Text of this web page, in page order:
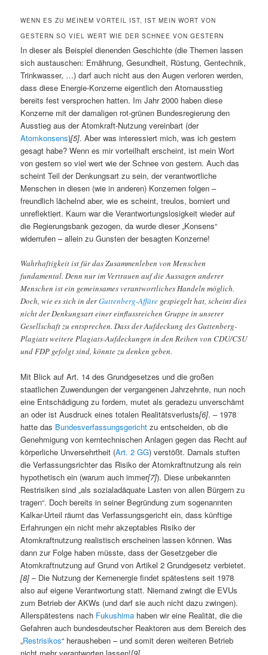
WENN ES ZU MEINEM VORTEIL IST, IST MEIN WORT VON
GESTERN SO VIEL WERT WIE DER SCHNEE VON GESTERN
In dieser als Beispiel dienenden Geschichte (die Themen lassen
sich austauschen: Ernährung, Gesundheit, Rüstung, Gentechnik,
Trinkwasser, …) darf auch nicht aus den Augen verloren werden,
dass diese Energie-Konzerne eigentlich den Atomausstieg
bereits fest versprochen hatten. Im Jahr 2000 haben diese
Konzerne mit der damaligen rot-grünen Bundesregierung den
Ausstieg aus der Atomkraft-Nutzung vereinbart (der
Atomkonsens)[5]. Aber was interessiert mich, was ich gestern
gesagt habe? Wenn es mir vorteilhaft erscheint, ist mein Wort
von gestern so viel wert wie der Schnee von gestern. Auch das
scheint Teil der Denkungsart zu sein, der verantwortliche
Menschen in diesen (wie in anderen) Konzernen folgen –
freundlich lächelnd aber, wie es scheint, treulos, borniert und
unreflektiert. Kaum war die Verantwortungslosigkeit wieder auf
die Regierungsbank gezogen, da wurde dieser „Konsens“
widerrufen – allein zu Gunsten der besagten Konzerne!
Wahrhaftigkeit ist für das Zusammenleben von Menschen
fundamental. Denn nur im Vertrauen auf die Aussagen anderer
Menschen ist ein gemeinsames verantwortliches Handeln möglich.
Doch, wie es sich in derGuttenberg-Affäre gespiegelt hat, scheint dies
nicht der Denkungsart einer einflussreichen Gruppe in unserer
Gesellschaft zu entsprechen. Dass der Aufdeckung des Guttenberg-
Plagiats weitere Plagiats-Aufdeckungen in den Reihen von CDU/CSU
und FDP gefolgt sind, könnte zu denken geben.
Mit Blick auf Art. 14 des Grundgesetzes und die großen
staatlichen Zuwendungen der vergangenen Jahrzehnte, nun noch
eine Entschädigung zu fordern, mutet als geradezu unverschämt
an oder ist Ausdruck eines totalen Realitätsverlusts[6]. – 1978
hatte das Bundesverfassungsgericht zu entscheiden, ob die
Genehmigung von kerntechnischen Anlagen gegen das Recht auf
körperliche Unversehrtheit (Art. 2 GG) verstößt. Damals stuften
die Verfassungsrichter das Risiko der Atomkraftnutzung als rein
hypothetisch ein (warum auch immer[7]). Diese unbekannten
Restrisiken sind „als sozialadäquate Lasten von allen Bürgern zu
tragen“. Doch bereits in seiner Begründung zum sogenannten
Kalkar-Urteil räumt das Verfassungsgericht ein, dass künftige
Erfahrungen ein nicht mehr akzeptables Risiko der
Atomkraftnutzung realistisch erscheinen lassen können. Was
dann zur Folge haben müsste, dass der Gesetzgeber die
Atomkraftnutzung auf Grund von Artikel 2 Grundgesetz verbietet.
[8] – Die Nutzung der Kernenergie findet spätestens seit 1978
also auf eigene Verantwortung statt. Niemand zwingt die EVUs
zum Betrieb der AKWs (und darf sie auch nicht dazu zwingen).
Allerspätestens nach Fukushima haben wir eine Realität, die die
Gefahren auch bundesdeutscher Reaktoren aus dem Bereich des
„Restrisikos“ herausheben – und somit deren weiteren Betrieb